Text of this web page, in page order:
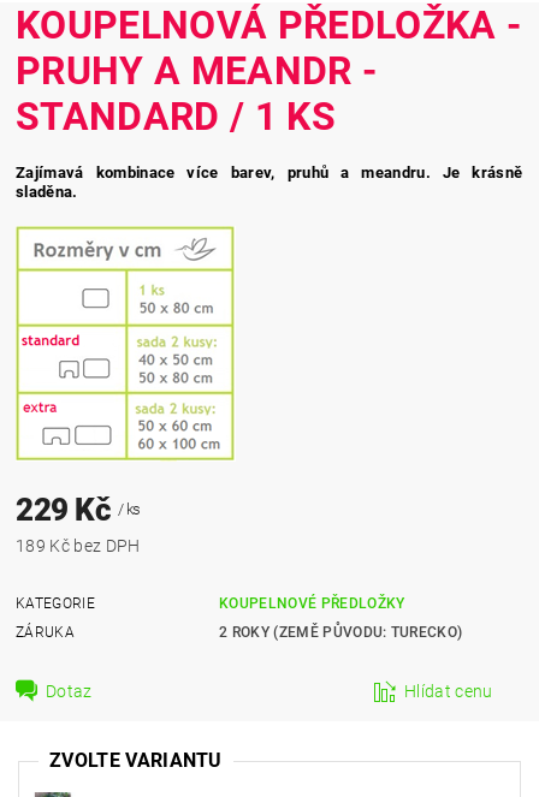
KOUPELNOVÁ PŘEDLOŽKA -
PRUHY A MEANDR -
STANDARD / 1 KS
Zajímavá kombinace více barev, pruhů a meandru. Je krásně
sladěna.
229 Kč / ks
189 Kč bez DPH
KATEGORIE
KOUPELNOVÉ PŘEDLOŽKY
ZÁRUKA
2 ROKY (ZEMĚ PŮVODU: TURECKO)
Dotaz Hlídat cenu
ZVOLTE VARIANTU